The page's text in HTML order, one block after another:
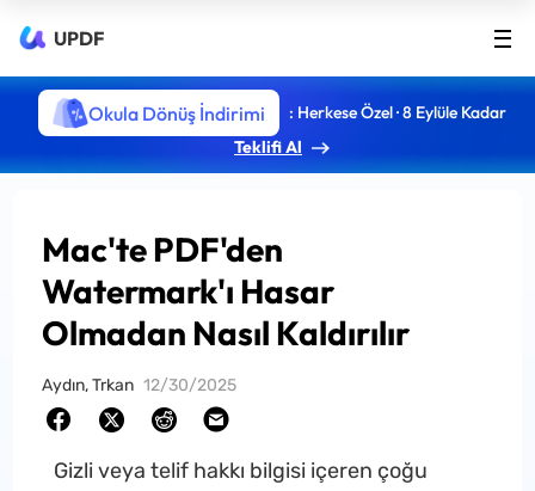
UPDF
Okula Dönüş İndirimi
: Herkese Özel · 8 Eylüle Kadar
Teklifi Al
Mac'te PDF'den
Watermark'ı Hasar
Olmadan Nasıl Kaldırılır
Aydın, Trkan 12/30/2025
Gizli veya telif hakkı bilgisi içeren çoğu